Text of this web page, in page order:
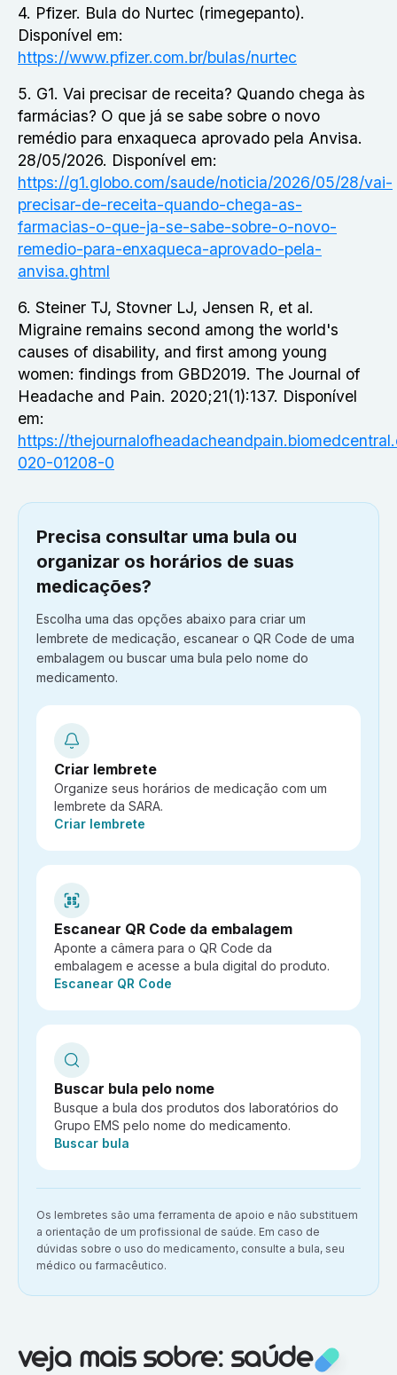
4. Pfizer. Bula do Nurtec (rimegepanto).
Disponível em:
https://www.pfizer.com.br/bulas/nurtec
5. G1. Vai precisar de receita? Quando chega às
farmácias? O que já se sabe sobre o novo
remédio para enxaqueca aprovado pela Anvisa.
28/05/2026. Disponível em:
https://g1.globo.com/saude/noticia/2026/05/28/vai-
precisar-de-receita-quando-chega-as-
farmacias-o-que-ja-se-sabe-sobre-o-novo-
remedio-para-enxaqueca-aprovado-pela-
anvisa.ghtml
6. Steiner TJ, Stovner LJ, Jensen R, et al.
Migraine remains second among the world's
causes of disability, and first among young
women: findings from GBD2019. The Journal of
Headache and Pain. 2020;21(1):137. Disponível
em:
https://
020-01208-0
Precisa consultar uma bula ou
organizar os horários de suas
medicações?
Escolha uma das opções abaixo para criar um
lembrete de medicação, escanear o QR Code de uma
embalagem ou buscar uma bula pelo nome do
medicamento.
Criar lembrete
Organize seus horários de medicação com um
lembrete da SARA.
Ação:
Criar lembrete
Escanear QR Code da embalagem
Aponte a câmera para o QR Code da
embalagem e acesse a bula digital do produto.
Ação:
Escanear QR Code
Buscar bula pelo nome
Busque a bula dos produtos dos laboratórios do
Grupo EMS pelo nome do medicamento.
Ação:
Buscar bula
Aviso importante:
Os lembretes são uma ferramenta de apoio e não substituem
a orientação de um profissional de saúde. Em caso de
dúvidas sobre o uso do medicamento, consulte a bula, seu
médico ou farmacêutico.
Veja mais sobre:Saúde
veja mais sobre: saúde